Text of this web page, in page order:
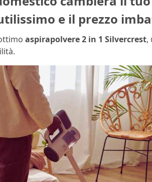
e il prezzo
aspirapolvere 2 in 1 Silvercrest,